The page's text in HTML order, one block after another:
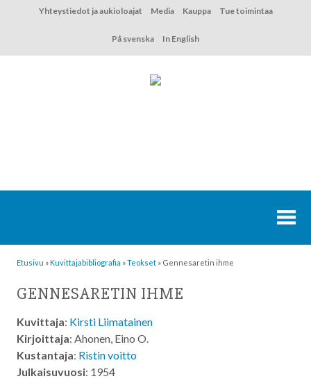
Yhteystiedot ja aukioloajat Media Kauppa Tue toimintaa
På svenska In English
Etusivu »Kuvittaja­bibliografia »Teokset » Gennesaretin ihme
GENNESARETIN IHME
Kuvittaja: Kirsti Liimatainen
Kirjoittaja: Ahonen, Eino O.
Kustantaja: Ristin voitto
Julkaisuvuosi: 1954